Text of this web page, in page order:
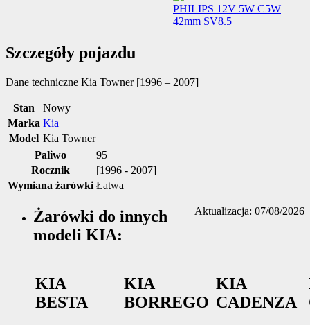
Szczegóły pojazdu
Dane techniczne Kia Towner [1996 – 2007]
Stan
Nowy
Marka Kia
Model Kia Towner
Paliwo
95
Rocznik
[1996 - 2007]
Wymiana żarówki Łatwa
Aktualizacja: 07/08/2026
Żarówki do innych
modeli KIA:
KIA
BESTA
KIA
BORREGO
KIA
CADENZA